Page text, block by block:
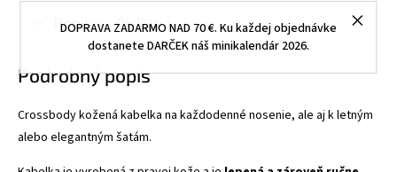
DOPRAVA ZADARMO NAD 70 €. Ku každej objednávke
dostanete DARČEK náš minikalendár 2026.
Popis Diskusia
Podrobný popis
Crossbody kožená kabelka na každodenné nosenie, ale aj k letným
alebo elegantným šatám.